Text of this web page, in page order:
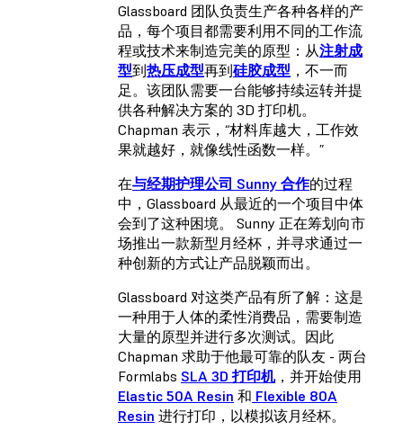
Glassboard 团队负责生产各种各样的产
品，每个项目都需要利用不同的工作流
程或技术来制造完美的原型：从注射成
型到热压成型再到硅胶成型 ，不一而
足。该团队需要一台能够持续运转并提
供各种解决方案的 3D 打印机。
Chapman 表示，“材料库越大，工作效
果就越好，就像线性函数一样。”
在与经期护理公司 Sunny 合作的过程
中，Glassboard 从最近的一个项目中体
会到了这种困境。 Sunny 正在筹划向市
场推出一款新型月经杯，并寻求通过一
种创新的方式让产品脱颖而出。
Glassboard 对这类产品有所了解：这是
一种用于人体的柔性消费品，需要制造
大量的原型并进行多次测试。因此
Chapman 求助于他最可靠的队友 - 两台
Formlabs SLA 3D 打印机，并开始使用
Elastic 50A Resin 和 Flexible 80A
Resin 进行打印，以模拟该月经杯。